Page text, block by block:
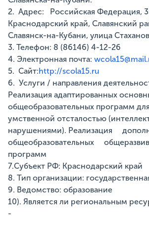
2. Адрес: Российская Федерация,
Краснодарский край, Славянский
Славянск-на-Кубани, улица
3. Телефон: 8 (86146) 4-12-26
4. Электронная почта:
5. Сайт:http://scola15.ru
6. Услуги / направления
Реализация адаптированных
общеобразовательных программ
умственной отсталостью
нарушениями). Реализация
общеобразовательных
программ
7.Субъект РФ: Краснодарский край
8. Тип организации:
9. Ведомство: образование
10). Является ли региональным
-